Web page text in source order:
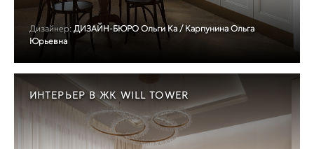
Дизайнер: ДИЗАЙН-БЮРО Ольги Ка / Карпунина Ольга
Юрьевна
ИНТЕРЬЕР В ЖК WILL TOWER